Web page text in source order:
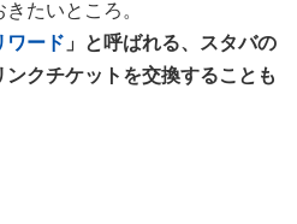
たいところ。
ワード 」と呼ばれる、スタバの
クチケットを交換することも